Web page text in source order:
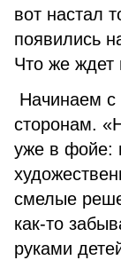
вот настал
появились
Что же ждет
Начинаем с
сторонам.
уже в фойе:
смелые
как-то
руками